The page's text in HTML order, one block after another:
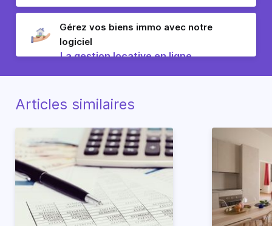
Gérez vos biens immo avec notre
logiciel
La gestion locative en ligne
Articles similaires